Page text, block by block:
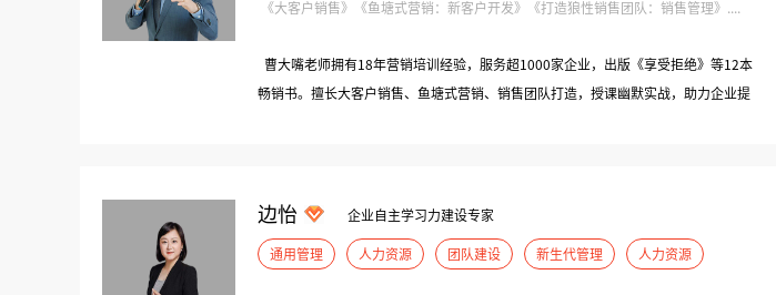
《大客户销售》《鱼塘式营销：新客户开发》《打造狼性销售团队：销售管理》....
曹大嘴老师拥有18年营销培训经验，服务超1000家企业，出版《享受拒绝》等12本
畅销书。擅长大客户销售、鱼塘式营销、销售团队打造，授课幽默实战，助力企业提
边怡 企业自主学习力建设专家
通用管理 人力资源 团队建设 新生代管理 人力资源